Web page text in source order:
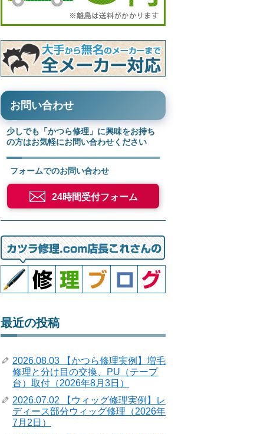
お問い合わせ
少しでも「かつら修理」に興味をお持ち
の方はお気軽にお問い合わせください
フォームでのお問い合わせ
24時間受付フォーム
最近の投稿
2026.08.03 【かつら修理実例】増毛
修理と分け目の交換、PU（テープ
台）取付（2026年8月3日）
2026.07.02 【ウィッグ修理実例】レ
ディース部分ウィッグ修理（2026年
7月2日）